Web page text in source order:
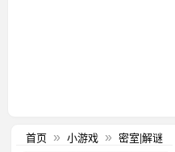
首页 » 小游戏 » 密室|解谜